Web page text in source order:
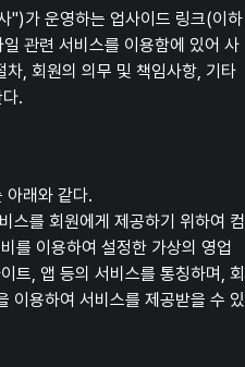
")가 운영하는 업사이드 링크(이하
관련 서비스를 이용함에 있어 사
, 회원의 의무 및 책임사항, 기타
.
아래와 같다.
스를 회원에게 제공하기 위하여 컴
를 이용하여 설정한 가상의 영업
트, 앱 등의 서비스를 통칭하며, 회
이용하여 서비스를 제공받을 수 있